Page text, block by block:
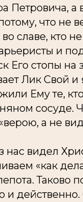
Петровича, а
что не
славе, кто
и
Его стопы
Лик Свой и
Ему те,
сосуде.
а не
видел
«как
Таково
действенно.